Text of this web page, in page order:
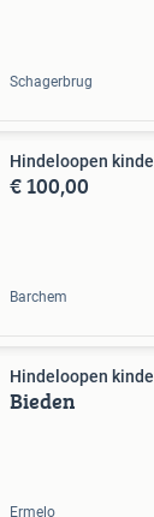
Schagerbrug
Hindeloopen
€ 100,00
Barchem
Hindeloopen
Bieden
Ermelo